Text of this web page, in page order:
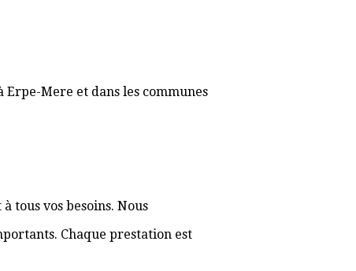
Mere et dans les communes
tous vos besoins. Nous
Chaque prestation est